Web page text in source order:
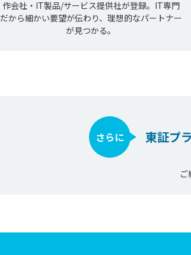
作会社・IT製品/サービス提供社が登録。IT専門
だから細かい要望が伝わり、理想的なパートナー
が見つかる。
東証プ
さらに